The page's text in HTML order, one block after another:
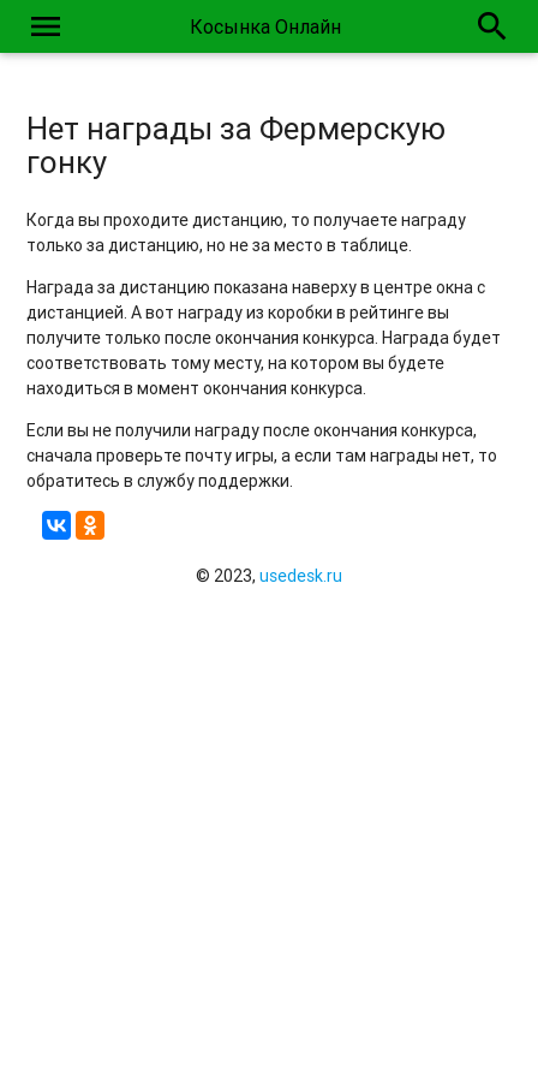
menu
Почему в игре есть реклама? / Реклама мешает
Косынка Онлайн search
Нет награды за Фермерскую
гонку
Когда вы проходите дистанцию, то получаете награду
только за дистанцию, но не за место в таблице.
Награда за дистанцию показана наверху в центре окна с
дистанцией. А вот награду из коробки в рейтинге вы
получите только после окончания конкурса. Награда будет
соответствовать тому месту, на котором вы будете
находиться в момент окончания конкурса.
Если вы не получили награду после окончания конкурса,
сначала проверьте почту игры, а если там награды нет, то
обратитесь в службу поддержки.
© 2023, usedesk.ru